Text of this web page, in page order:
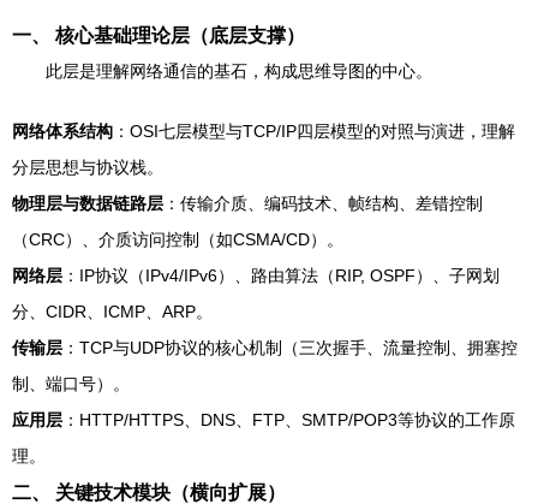
一、 核心基础理论层（底层支撑）
此层是理解网络通信的基石，构成思维导图的中心。
网络体系结构 ：OSI七层模型与TCP/IP四层模型的对照与演进，理解
分层思想与协议栈。
物理层与数据链路层 ：传输介质、编码技术、帧结构、差错控制
（CRC）、介质访问控制（如CSMA/CD）。
网络层 ：IP协议（IPv4/IPv6）、路由算法（RIP, OSPF）、子网划
分、CIDR、ICMP、ARP。
传输层 ：TCP与UDP协议的核心机制（三次握手、流量控制、拥塞控
制、端口号）。
应用层 ：HTTP/HTTPS、DNS、FTP、SMTP/POP3等协议的工作原
理。
二、 关键技术模块（横向扩展）